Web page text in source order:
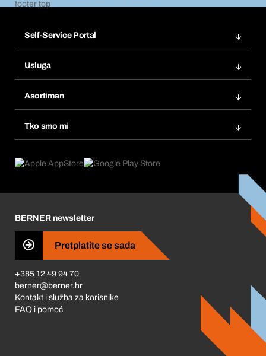
Self-Service Portal
Popisi želja
Ponovno naručivanje
Pretplate
Usluga
Tražitelji proizvoda
Asortiman
Tko smo mi
Što nas pokreće
Business Conduct
BERNER newsletter
Pretplatite se sada
+385 12 49 94 70
berner@berner.hr
Kontakt i služba za korisnike
FAQ i pomoć